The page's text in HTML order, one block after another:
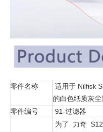
零件名称
适用于 Nilfisk
的白色纸质灰
零件编号
91-过滤器
为了 力奇 S12